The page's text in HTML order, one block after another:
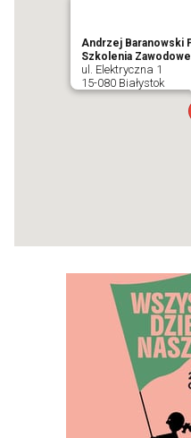
Andrzej Baranowski
Szkolenia Zawodowe
ul. Elektryczna 1
15-080 Białystok